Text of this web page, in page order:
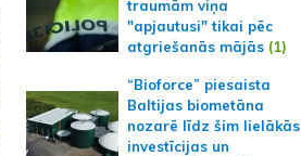
traumām viņa
"apjautusi" tikai pēc
atgriešanās mājās (1)
“Bioforce” piesaista
Baltijas biometāna
nozarē līdz šim lielākās
investīcijas un